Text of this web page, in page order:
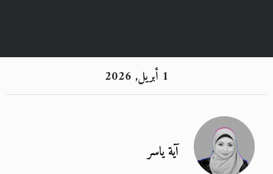
1 أبريل, 2026
آية ياسر